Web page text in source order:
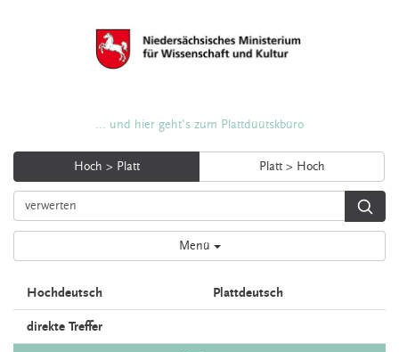
... und hier geht's zum Plattdüütskbüro
Hoch > Platt Platt > Hoch
Menü
Hochdeutsch Plattdeutsch
direkte Treffer